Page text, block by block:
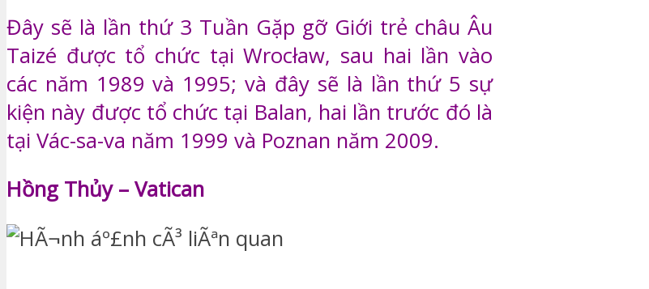
Đây sẽ là lần thứ 3 Tuần Gặp gỡ Giới trẻ châu Âu
Taizé được tổ chức tại Wrocław, sau hai lần vào
các năm 1989 và 1995; và đây sẽ là lần thứ 5 sự
kiện này được tổ chức tại Balan, hai lần trước đó là
tại Vác-sa-va năm 1999 và Poznan năm 2009.
Hồng Thủy – Vatican